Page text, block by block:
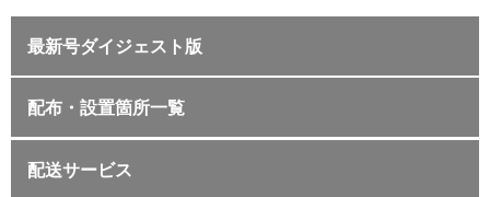
最新号ダイジェスト版
配布・設置箇所一覧
配送サービス